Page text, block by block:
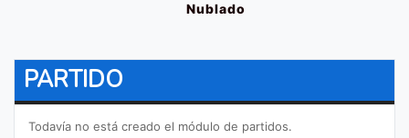
Nublado
PARTIDO
Todavía no está creado el módulo de partidos.